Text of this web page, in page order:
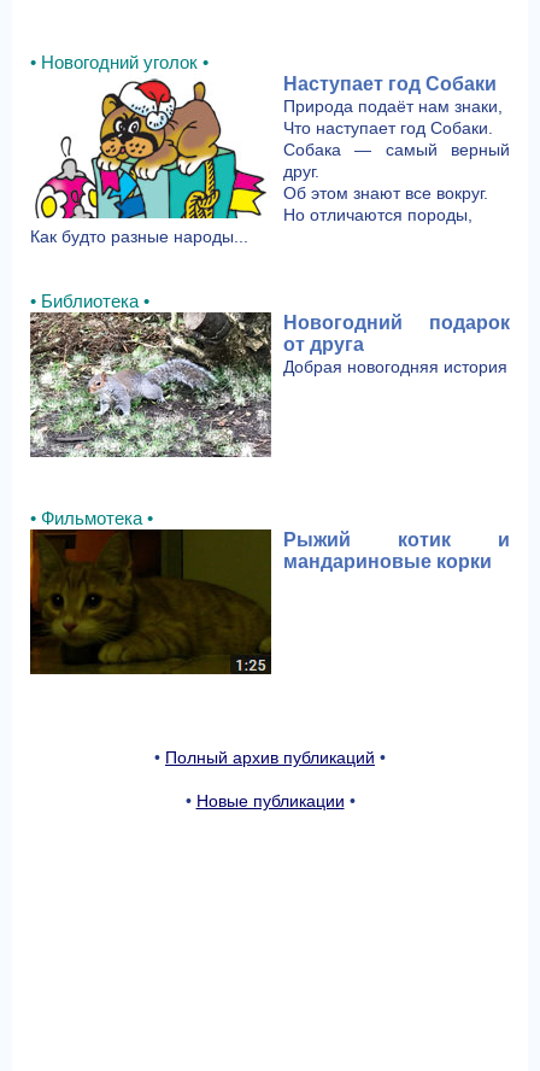
• Новогодний уголок •
Наступает год Собаки
Природа подаёт нам знаки,
Что наступает год Собаки.
Собака — самый верный
друг.
Об этом знают все вокруг.
Но отличаются породы,
Как будто разные народы...
• Библиотека •
Новогодний подарок
от друга
Добрая новогодняя история
• Фильмотека •
Рыжий котик и
мандариновые корки
• Полный архив публикаций •
• Новые публикации •